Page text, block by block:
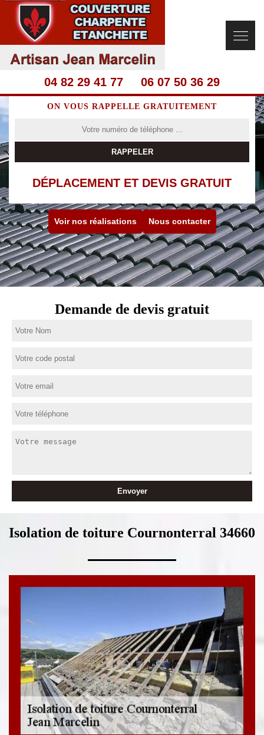
04 82 29 41 77 06 07 50 36 29
ON VOUS RAPPELLE GRATUITEMENT
DÉPLACEMENT ET DEVIS GRATUIT
Voir nos réalisations Nous contacter
Demande de devis gratuit
Isolation de toiture Cournonterral 34660